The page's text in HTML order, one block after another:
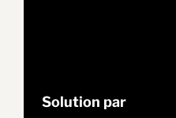
Solution par